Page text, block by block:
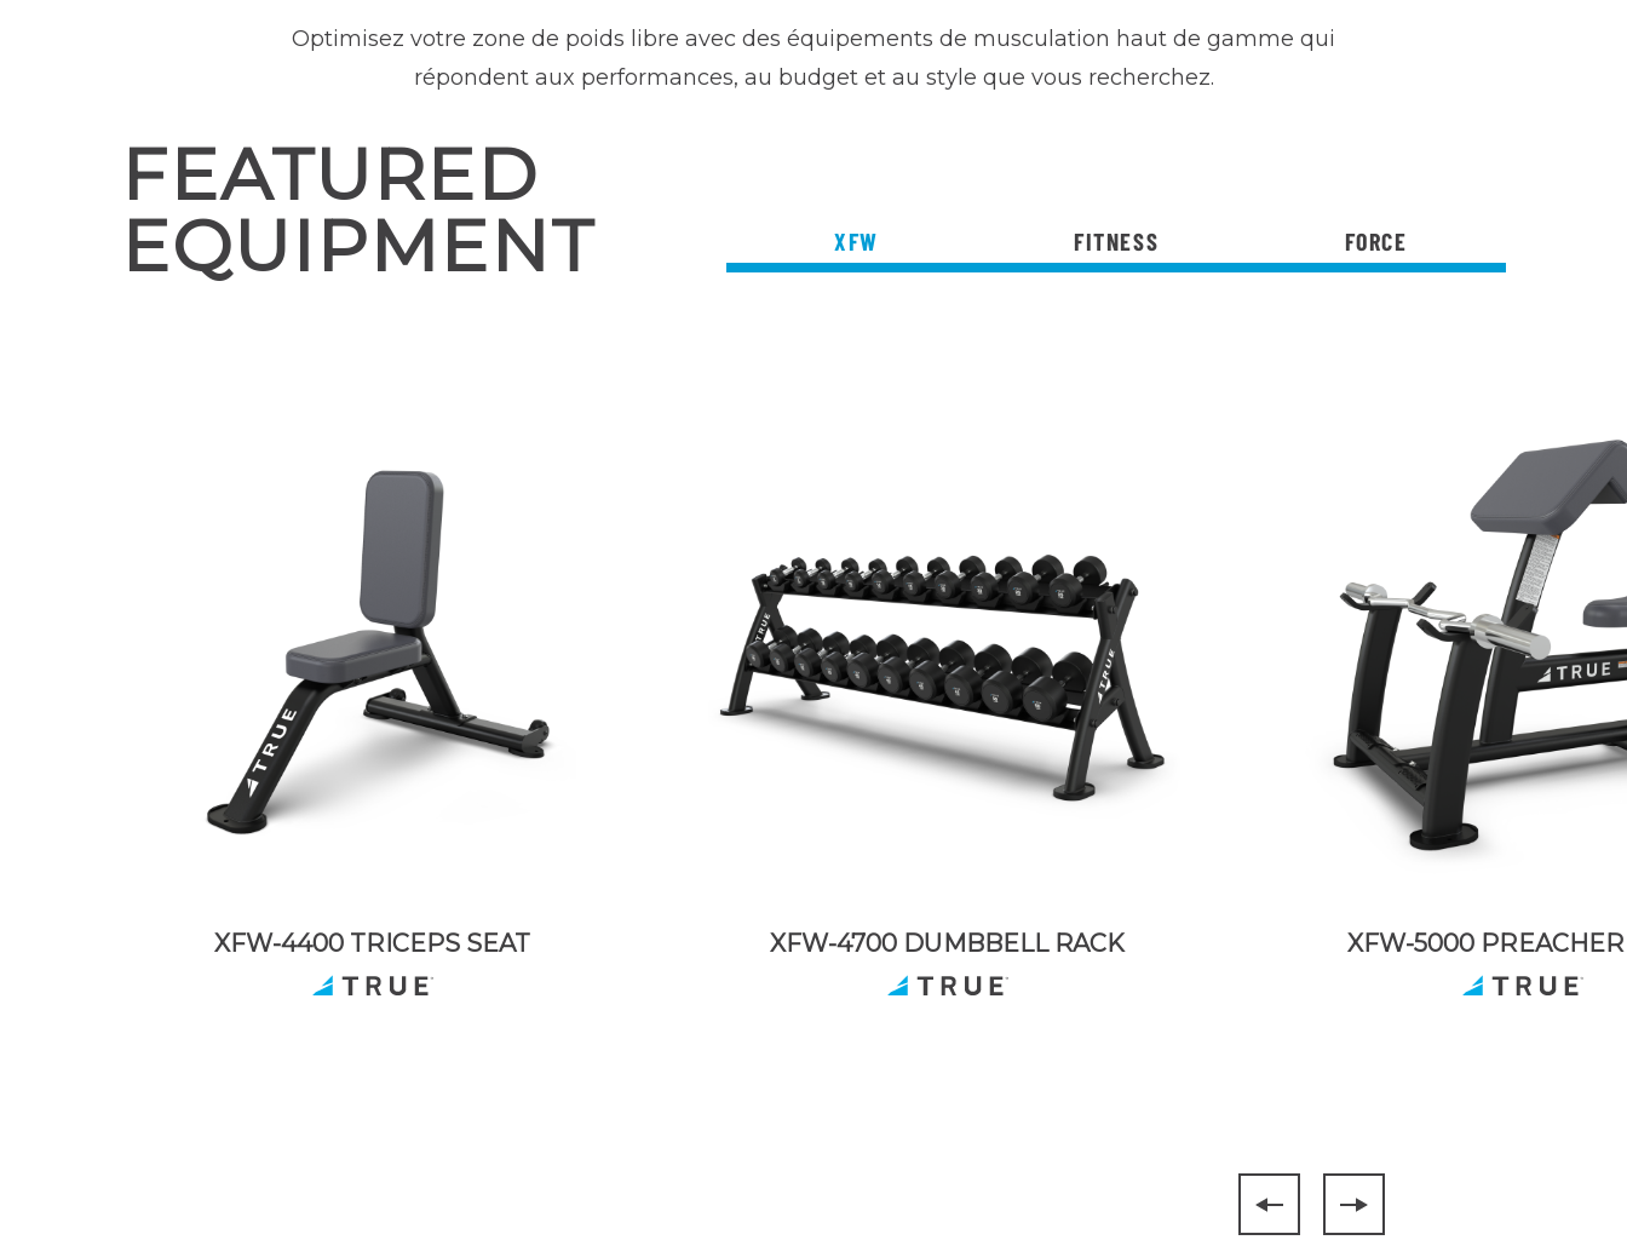
Optimisez votre zone de poids libre avec des équipements de musculation haut de gamme qui
répondent aux performances, au budget et au style que vous recherchez.
FEATURED
EQUIPMENT
XFW FITNESS FORCE
XFW-4400 TRICEPS SEAT XFW-4700 DUMBBELL RACK XFW-5000 PREACHER